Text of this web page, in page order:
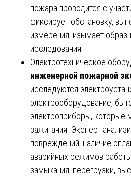
пожара проводится с
фиксирует обстановку,
измерения, изымает
исследования.
Электротехническое
инженерной пожарной
исследуются
электрооборудование,
электроприборы, которые
зажигания. Эксперт
повреждений, наличие
аварийных режимов
замыкания, перегрузки,